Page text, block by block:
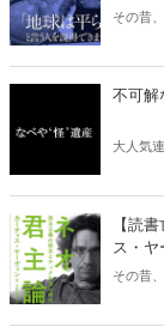
るの
その昔
ある。
書評！
不可解
大人気
信じる
【読書
ス・
その昔